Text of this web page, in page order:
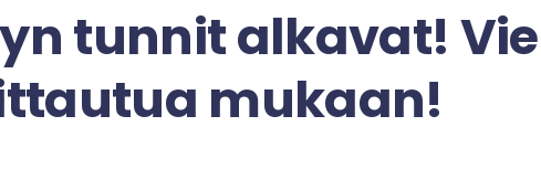
tunnit alkavat!
mukaan!